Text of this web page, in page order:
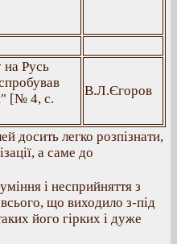
на Русь
[№ 4, с.
В.Л.Єгоров
досить легко розпізнати,
а саме до
і несприйняття з
що виходило з-під
його гірких і дуже